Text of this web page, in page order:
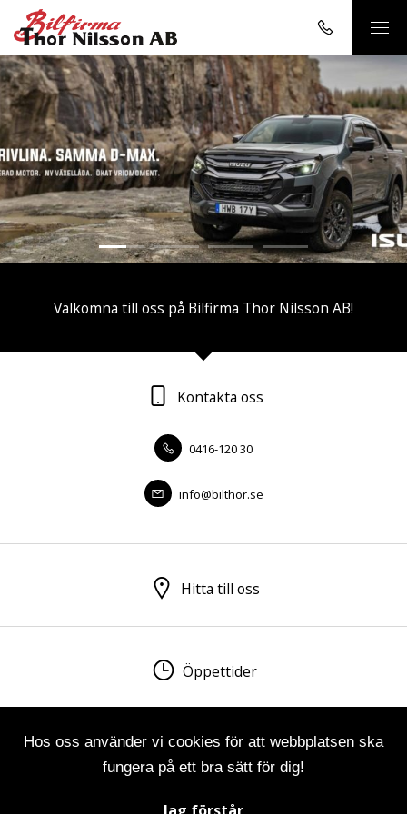
Hos oss använder vi cookies för att webbplatsen ska
fungera på ett bra sätt för dig!
1 2 3 4
Välkomna till oss på Bilfirma Thor Nilsson AB!
Kontakta oss
0416-120 30
info@bilthor.se
Hitta till oss
Öppettider
Visa sitemap Personuppgiftspolicy